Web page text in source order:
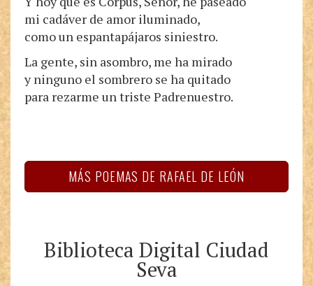
mi cadáver de amor iluminado,
como un espantapájaros siniestro.
La gente, sin asombro, me ha mirado
y ninguno el sombrero se ha quitado
para rezarme un triste Padrenuestro.
MÁS POEMAS DE RAFAEL DE LEÓN
Biblioteca Digital Ciudad
Seva